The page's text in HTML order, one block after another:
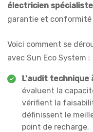
électricien
garantie et conformité
Voici comment se
avec Sun Eco System :
L'audit technique
évaluent la
vérifient la
définissent le
point de recharge.